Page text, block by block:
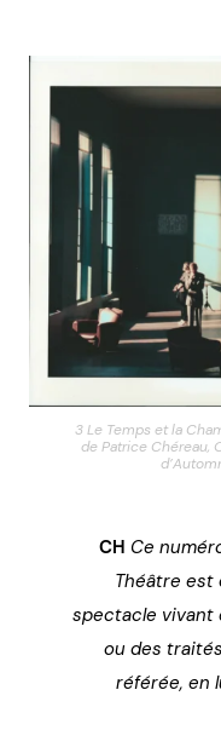
3 Le Temps et la
de Patrice Chéreau,
CH Ce
Théâtre est
spectacle vivant
ou des
référée, en